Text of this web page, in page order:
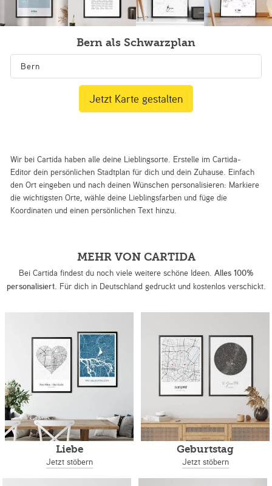
Bern als Schwarzplan
Wir bei Cartida haben alle deine Lieblingsorte. Erstelle im Cartida-
Editor dein persönlichen Stadtplan für dich und dein Zuhause. Einfach
den Ort eingeben und nach deinen Wünschen personalisieren: Markiere
die wichtigsten Orte, wähle deine Lieblingsfarben und füge die
Koordinaten und einen persönlichen Text hinzu.
Jetzt Karte gestalten
MEHR VON CARTIDA
Bei Cartida findest du noch viele weitere schöne Ideen. Alles 100%
personalisiert. Für dich in Deutschland gedruckt und kostenlos verschickt.
Liebe
Jetzt stöbern
Geburtstag
Jetzt stöbern